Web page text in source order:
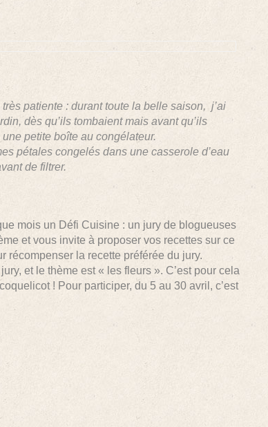
patiente : durant toute la belle saison, j’ai
dès qu’ils tombaient mais avant qu’ils
petite boîte au congélateur.
pétales congelés dans une casserole d’eau
de filtrer.
mois un Défi Cuisine : un jury de blogueuses
et vous invite à proposer vos recettes sur ce
récompenser la recette préférée du jury.
et le thème est « les fleurs ». C’est pour cela
! Pour participer, du 5 au 30 avril, c’est